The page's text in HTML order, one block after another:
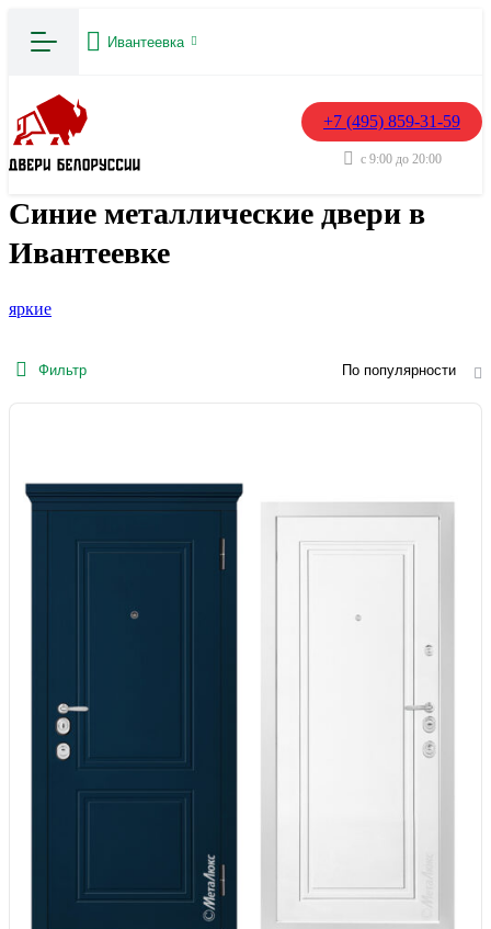
Ивантеевка
+7 (495) 859-31-59
с 9:00 до 20:00
Синие металлические двери в
Ивантеевке
яркие
Фильтр По популярности